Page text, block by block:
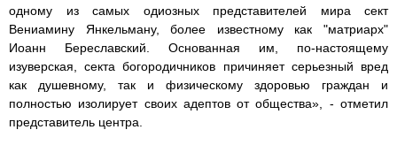
одному из самых одиозных представителей мира сект
Вениамину Янкельману, более известному как "матриарх"
Иоанн Береславский. Основанная им, по-настоящему
изуверская, секта богородичников причиняет серьезный вред
как душевному, так и физическому здоровью граждан и
полностью изолирует своих адептов от общества», - отметил
представитель центра.